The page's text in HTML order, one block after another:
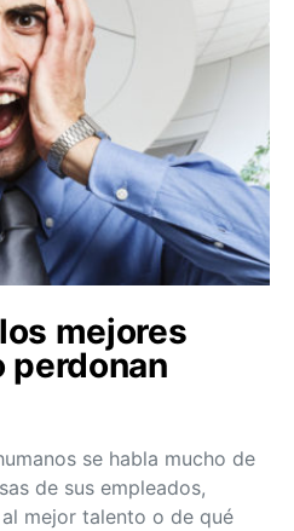
mejores
perdonan
se habla mucho de
de sus empleados,
mejor talento o de qué